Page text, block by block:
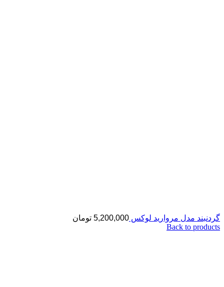
گردنبند مدل مروارید لوکس 5,200,000 تومان
Back to products